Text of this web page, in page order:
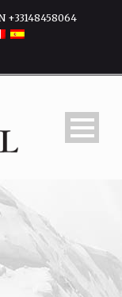
+33148458064